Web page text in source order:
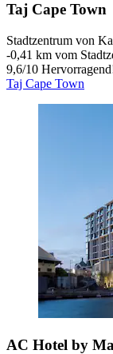
Taj Cape Town
Stadtzentrum von
‐0,41 km vom
9,6/10
Taj Cape Town
AC Hotel by